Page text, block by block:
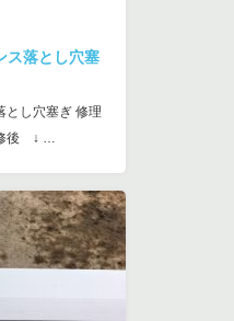
ス落とし穴塞
とし穴塞ぎ 修理
後 ↓ …